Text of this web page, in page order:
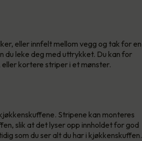
eller innfelt mellom vegg og tak for en
du leke deg med uttrykket. Du kan for
kortere striper i et mønster.
Stripene kan monteres
slik at det lyser opp innholdet for god
som du ser alt du har i kjøkkenskuffen.